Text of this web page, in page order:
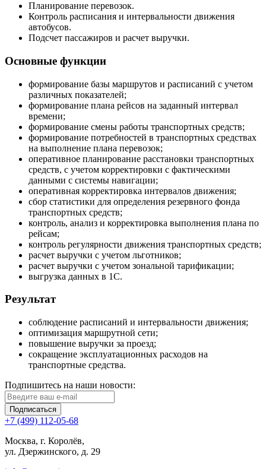
Планирование перевозок.
Контроль расписания и интервальности движения
автобусов.
Подсчет пассажиров и расчет выручки.
Основные функции
формирование базы маршрутов и расписаний с учетом
различных показателей;
формирование плана рейсов на заданный интервал
времени;
формирование смены работы транспортных средств;
формирование потребностей в транспортных средствах
на выполнение плана перевозок;
оперативное планирование расстановки транспортных
средств, с учетом корректировки с фактическими
данными с системы навигации;
оперативная корректировка интервалов движения;
сбор статистики для определения резервного фонда
транспортных средств;
контроль, анализ и корректировка выполнения плана по
рейсам;
контроль регулярности движения транспортных средств;
расчет выручки с учетом льготников;
расчет выручки с учетом зональной тарификации;
выгрузка данных в 1С.
Результат
соблюдение расписаний и интервальности движения;
оптимизация маршрутной сети;
повышение выручки за проезд;
сокращение эксплуатационных расходов на
транспортные средства.
Подпишитесь на наши новости:
Подписаться
+7 (499) 112-05-68
Москва, г. Королёв,
ул. Дзержинского, д. 29